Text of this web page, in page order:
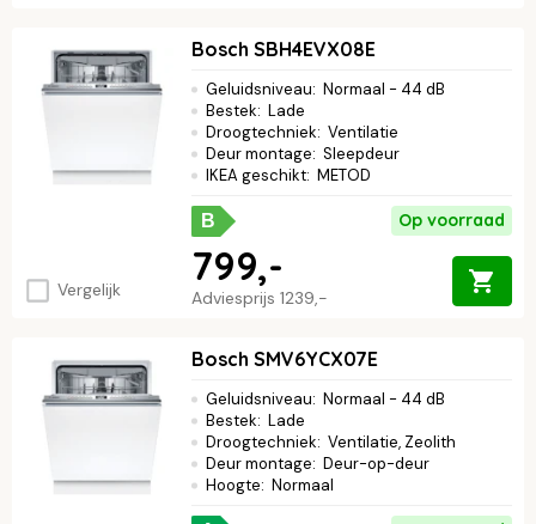
Vergelijk
Bosch SBH4EVX08E
Geluidsniveau: Normaal - 44 dB
Bestek: Lade
Droogtechniek: Ventilatie
Deur montage: Sleepdeur
IKEA geschikt: METOD
B Op voorraad
Adviesprijs 1239,-
799,-
Bosch SMV6YCX07E
Geluidsniveau: Normaal - 44 dB
Bestek: Lade
Droogtechniek: Ventilatie, Zeolith
Deur montage: Deur-op-deur
Hoogte: Normaal